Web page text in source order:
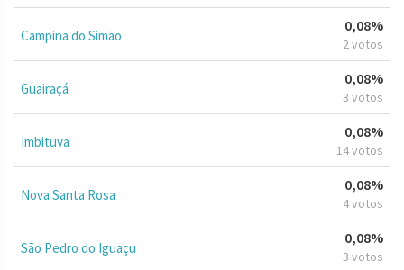
Campina do Simão
0,08%
2 votos
Guairaçá
0,08%
3 votos
Imbituva
0,08%
14 votos
Nova Santa Rosa
0,08%
4 votos
São Pedro do Iguaçu
0,08%
3 votos